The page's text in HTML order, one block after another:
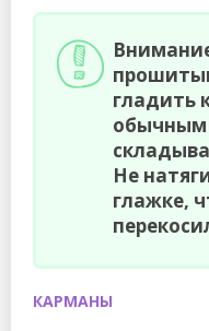
гладить
обычным
Не
глажке,
КАРМАНЫ